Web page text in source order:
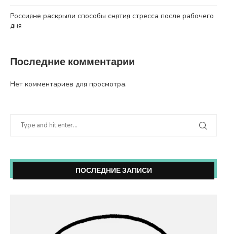
Россияне раскрыли способы снятия стресса после рабочего
дня
Последние комментарии
Нет комментариев для просмотра.
ПОСЛЕДНИЕ ЗАПИСИ